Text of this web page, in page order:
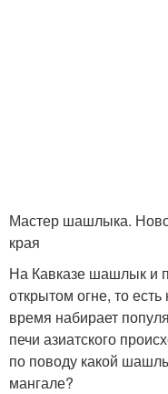
Мастер шашлыка.
края
На Кавказе шашлык и
открытом огне, то
время набирает
печи азиатского
по поводу какой
мангале?